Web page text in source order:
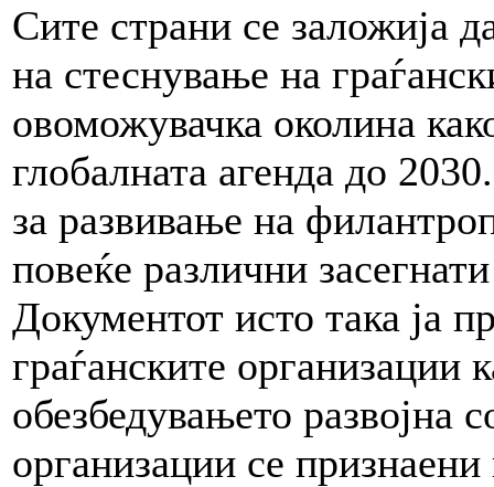
Сите страни се заложија
на стеснување на
овоможувачка околина
глобалната агенда до
за развивање на
повеќе различни
Документот исто така ја
граѓанските организации
обезбедувањето развојна
организации се признаени